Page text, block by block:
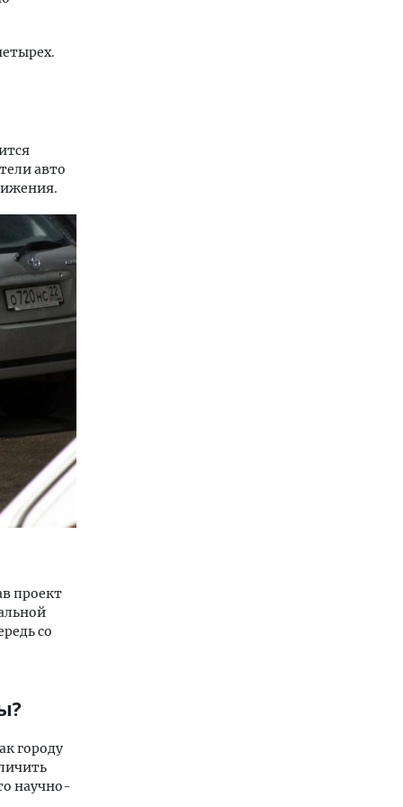
авто
проект
со
городу
научно-